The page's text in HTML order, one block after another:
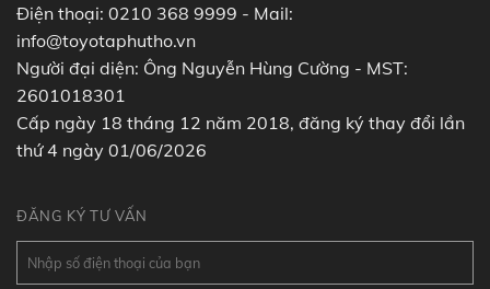
Điện thoại: 0210 368 9999 - Mail:
info@toyotaphutho.vn
Người đại diện: Ông Nguyễn Hùng Cường - MST:
2601018301
Cấp ngày 18 tháng 12 năm 2018, đăng ký thay đổi lần
thứ 4 ngày 01/06/2026
ĐĂNG KÝ TƯ VẤN